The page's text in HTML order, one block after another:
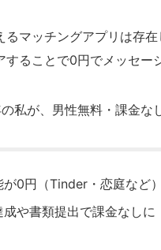
るマッチングアプリは存在
ることで0円でメッセー
私が、男性無料・課金
0円（Tinder・恋庭など）
成や書類提出で課金なし